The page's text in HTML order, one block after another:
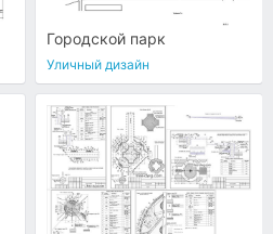
Городской парк
Уличный дизайн